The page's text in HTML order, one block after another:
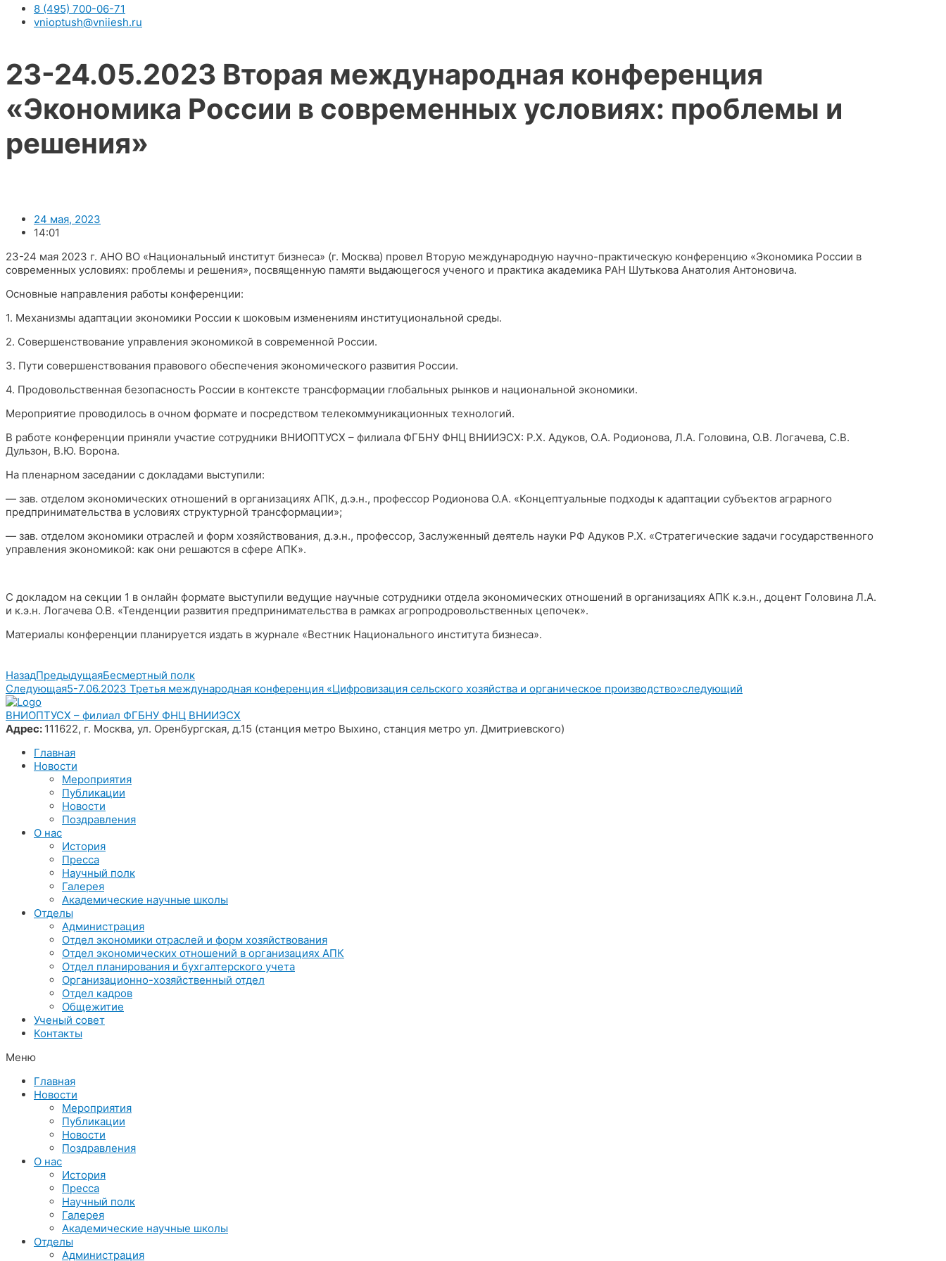
8 (495) 700-06-71
vnioptush@vniiesh.ru
23-24.05.2023 Вторая международная конференция
«Экономика России в современных условиях: проблемы и
решения»
24 мая, 2023
14:01
23-24 мая 2023 г. АНО ВО «Национальный институт бизнеса» (г. Москва) провел Вторую международную научно-практическую конференцию «Экономика России в
современных условиях: проблемы и решения», посвященную памяти выдающегося ученого и практика академика РАН Шутькова Анатолия Антоновича.
Основные направления работы конференции:
1. Механизмы адаптации экономики России к шоковым изменениям институциональной среды.
2. Совершенствование управления экономикой в современной России.
3. Пути совершенствования правового обеспечения экономического развития России.
4. Продовольственная безопасность России в контексте трансформации глобальных рынков и национальной экономики.
Мероприятие проводилось в очном формате и посредством телекоммуникационных технологий.
В работе конференции приняли участие сотрудники ВНИОПТУСХ – филиала ФГБНУ ФНЦ ВНИИЭСХ: Р.Х. Адуков, О.А. Родионова, Л.А. Головина, О.В. Логачева, С.В.
Дульзон, В.Ю. Ворона.
На пленарном заседании с докладами выступили:
— зав. отделом экономических отношений в организациях АПК, д.э.н., профессор Родионова О.А. «Концептуальные подходы к адаптации субъектов аграрного
предпринимательства в условиях структурной трансформации»;
— зав. отделом экономики отраслей и форм хозяйствования, д.э.н., профессор, Заслуженный деятель науки РФ Адуков Р.Х. «Стратегические задачи государственного
управления экономикой: как они решаются в сфере АПК».
С докладом на секции 1 в онлайн формате выступили ведущие научные сотрудники отдела экономических отношений в организациях АПК к.э.н., доцент Головина Л.А.
и к.э.н. Логачева О.В. «Тенденции развития предпринимательства в рамках агропродровольственных цепочек».
Материалы конференции планируется издать в журнале «Вестник Национального института бизнеса».
НазадПредыдущаяБесмертный полк
Следующая5-7.06.2023 Третья международная конференция «Цифровизация сельского хозяйства и органическое производство»следующий
ВНИОПТУСХ – филиал ФГБНУ ФНЦ ВНИИЭСХ
Адрес: 111622, г. Москва, ул. Оренбургская, д.15 (станция метро Выхино, станция метро ул. Дмитриевского)
Главная
Новости
Мероприятия
Публикации
Новости
Поздравления
О нас
История
Пресса
Научный полк
Галерея
Академические научные школы
Отделы
Администрация
Отдел экономики отраслей и форм хозяйствования
Отдел экономических отношений в организациях АПК
Отдел планирования и бухгалтерского учета
Организационно-хозяйственный отдел
Отдел кадров
Общежитие
Ученый совет
Контакты
Меню
Главная
Новости
Мероприятия
Публикации
Новости
Поздравления
О нас
История
Пресса
Научный полк
Галерея
Академические научные школы
Отделы
Администрация